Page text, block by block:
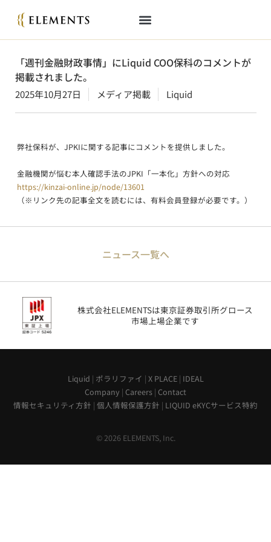
「週刊金融財政事情」にLiquid COO保科のコメントが
掲載されました。
2025年10月27日 メディア掲載 Liquid
弊社保科が、JPKIに関する記事にコメントを提供しました。
金融機関が悩む本人確認手法のJPKI「一本化」方針への対応
https://kinzai-online.jp/node/13601
（※リンク先の記事全文を読むには、有料会員登録が必要です。）
ニュース一覧へ
株式会社ELEMENTSは東京証券取引所グロース
市場上場企業です
Liquid | ポラリファイ | X PLACE| IDEAL
Company | Careers | Contact
情報セキュリティ方針 | 個人情報保護方針 | LIQUID eKYCサービス特約
© 2026 ELEMENTS, Inc.